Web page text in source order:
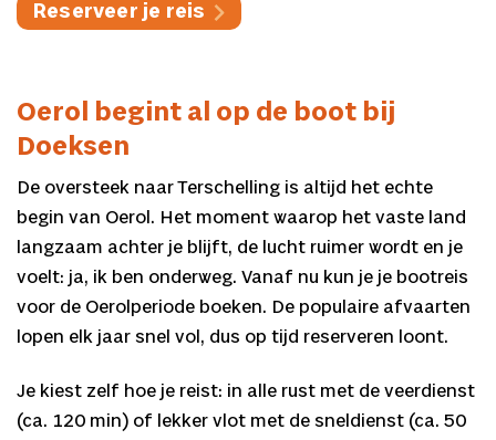
Reserveer je reis
Oerol begint al op de boot bij
Doeksen
De oversteek naar Terschelling is altijd het echte
begin van Oerol. Het moment waarop het vaste land
langzaam achter je blijft, de lucht ruimer wordt en je
voelt: ja, ik ben onderweg. Vanaf nu kun je je bootreis
voor de Oerolperiode boeken. De populaire afvaarten
lopen elk jaar snel vol, dus op tijd reserveren loont.
Je kiest zelf hoe je reist: in alle rust met de veerdienst
(ca. 120 min) of lekker vlot met de sneldienst (ca. 50